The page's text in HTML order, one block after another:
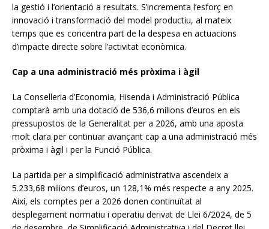
la gestió i l’orientació a resultats. S’incrementa l’esforç en
innovació i transformació del model productiu, al mateix
temps que es concentra part de la despesa en actuacions
d’impacte directe sobre l’activitat econòmica.
Cap a una administració més pròxima i àgil
La Conselleria d’Economia, Hisenda i Administració Pública
comptarà amb una dotació de 536,6 milions d’euros en els
pressupostos de la Generalitat per a 2026, amb una aposta
molt clara per continuar avançant cap a una administració més
pròxima i àgil i per la Funció Pública.
La partida per a simplificació administrativa ascendeix a
5.233,68 milions d’euros, un 128,1% més respecte a any 2025.
Així, els comptes per a 2026 donen continuïtat al
desplegament normatiu i operatiu derivat de Llei 6/2024, de 5